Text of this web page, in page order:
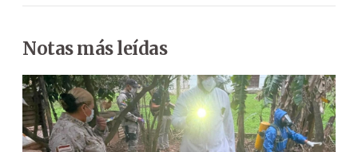
Notas más leídas